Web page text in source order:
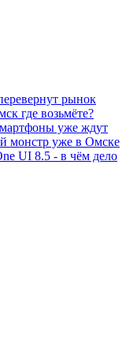
рынок
где возьмёте?
уже ждут
монстр уже в Омске
UI 8.5 - в чём дело